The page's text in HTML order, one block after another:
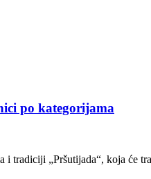
po kategorijama
tradiciji „Pršutijada“, koja će